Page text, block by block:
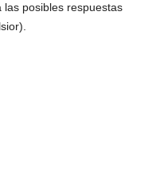
posibles respuestas